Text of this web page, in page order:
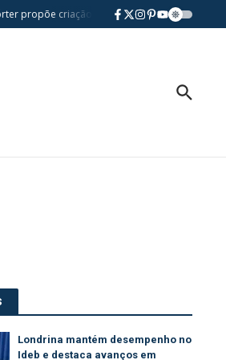
propõe criação da Semana da Comunidade
Londrina mantém desempenho no
Ideb e destaca avanços em